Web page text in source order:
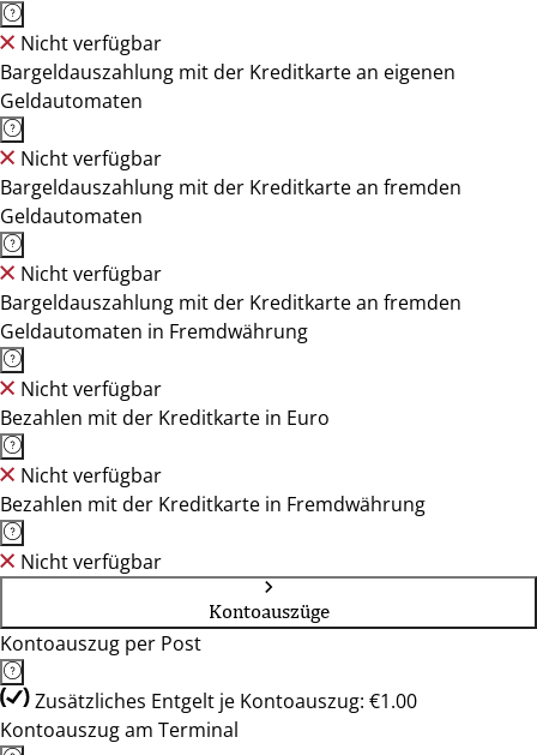
Nicht verfügbar
Bargeldauszahlung mit der Kreditkarte an eigenen
Geldautomaten
Nicht verfügbar
Bargeldauszahlung mit der Kreditkarte an fremden
Geldautomaten
Nicht verfügbar
Bargeldauszahlung mit der Kreditkarte an fremden
Geldautomaten in Fremdwährung
Nicht verfügbar
Bezahlen mit der Kreditkarte in Euro
Nicht verfügbar
Bezahlen mit der Kreditkarte in Fremdwährung
Nicht verfügbar
Kontoauszüge
Kontoauszug per Post
Zusätzliches Entgelt je Kontoauszug: €1.00
Kontoauszug am Terminal